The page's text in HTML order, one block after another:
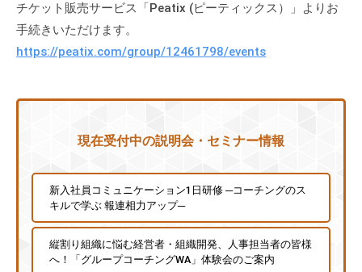
チケット販売サービス「Peatix (ピーティックス）」よりお
手続きいただけます。
https://peatix.com/group/12461798/events
現在受付中の説明会・セミナー情報
新入社員コミュニケーション1日研修 ─コーチングのス
キルで学ぶ 報連相力アップ─
縦割り組織に悩む経営者・組織開発、人事担当者の皆様
へ！「グループコーチングWA」体験会のご案内